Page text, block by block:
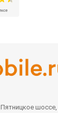
шоссе,